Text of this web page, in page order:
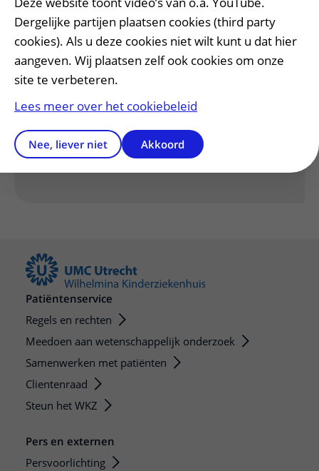
Centrum voor aanlegstoornissen van het skelet
Heeft deze informatie u geholpen?
Patiëntenservice
Regels en rechten
Meedoen aan wetenschappelijk onderzoek
Samenwerken met patiënten
Clientenraad
Steun het WKZ
Pers en externen
Persvoorlichting
Dergelijke partijen plaatsen cookies (third party
cookies). Als u deze cookies niet wilt kunt u dat hier
aangeven. Wij plaatsen zelf ook cookies om onze
site te verbeteren.
Lees meer over het cookiebeleid
Nee, liever niet Akkoord